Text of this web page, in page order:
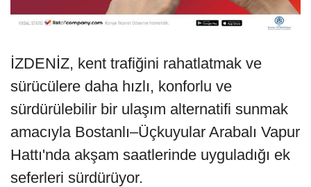
İZDENİZ, kent trafiğini rahatlatmak ve
sürücülere daha hızlı, konforlu ve
sürdürülebilir bir ulaşım alternatifi sunmak
amacıyla Bostanlı–Üçkuyular Arabalı Vapur
Hattı'nda akşam saatlerinde uyguladığı ek
seferleri sürdürüyor.